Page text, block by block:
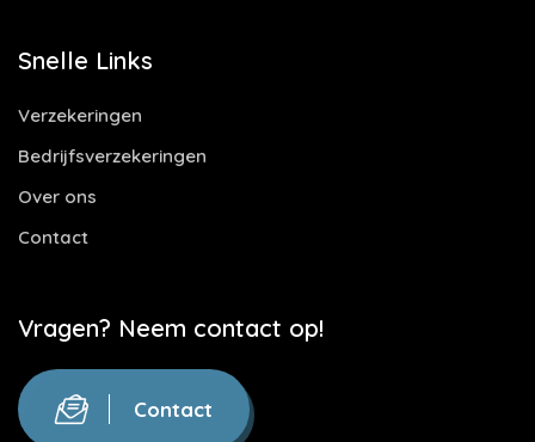
Snelle Links
Verzekeringen
Bedrijfsverzekeringen
Over ons
Contact
Vragen? Neem contact op!
Contact